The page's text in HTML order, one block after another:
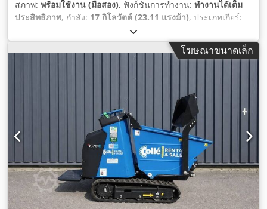
สภาพ: พร้อมใช้งาน (มือสอง), ฟังก์ชันการทำงาน: ทำงานได้เต็ม
ประสิทธิภาพ, กำลัง: 17 กิโลวัตต์ (23.11 แรงม้า), ประเภทเกียร์:
, ประเภทเชื้อเพลิง:ดีเซล
1,261 กก., น้ำหนักบรรทุกสูงสุด:1,500 กก., ปีที่ผลิต:2016,
ชั่วโมงการทำงาน:2,653 h, อุปกรณ์:ขับเคลื่อนทุกล้อ,
โฆษณาขนาดเล็ก